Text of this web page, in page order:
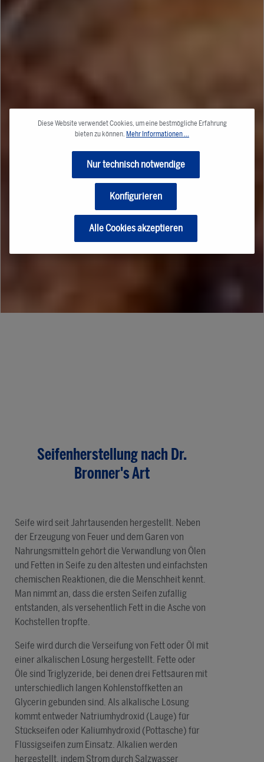
Seifenherstellung nach Dr.
Bronner's Art
Seife wird seit Jahrtausenden hergestellt. Neben
der Erzeugung von Feuer und dem Garen von
Nahrungsmitteln gehört die Verwandlung von Ölen
und Fetten in Seife zu den ältesten und einfachsten
chemischen Reaktionen, die die Menschheit kennt.
Man nimmt an, dass die ersten Seifen zufällig
entstanden, als versehentlich Fett in die Asche von
Kochstellen tropfte.
Seife wird durch die Verseifung von Fett oder Öl mit
einer alkalischen Lösung hergestellt. Fette oder
Öle sind Triglyzeride, bei denen drei Fettsäuren mit
unterschiedlich langen Kohlenstoffketten an
Glycerin gebunden sind. Als alkalische Lösung
kommt entweder Natriumhydroxid (Lauge) für
Stückseifen oder Kaliumhydroxid (Pottasche) für
Flüssigseifen zum Einsatz. Alkalien werden
hergestellt, indem Strom durch Salzwasser
Diese Website verwendet Cookies, um eine bestmögliche Erfahrung
bieten zu können. Mehr Informationen ...
Nur technisch notwendige
Konfigurieren
Alle Cookies akzeptieren